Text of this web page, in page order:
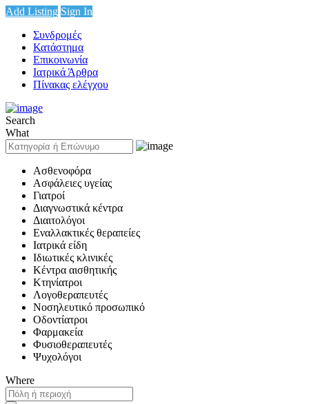
Add Listing Sign In
Συνδρομές
Κατάστημα
Επικοινωνία
Ιατρικά Άρθρα
Πίνακας ελέγχου
Search
What
Ασθενοφόρα
Ασφάλειες υγείας
Γιατροί
Διαγνωστικά κέντρα
Διαιτολόγοι
Εναλλακτικές θεραπείες
Ιατρικά είδη
Ιδιωτικές κλινικές
Κέντρα αισθητικής
Κτηνίατροι
Λογοθεραπευτές
Νοσηλευτικό προσωπικό
Οδοντίατροι
Φαρμακεία
Φυσιοθεραπευτές
Ψυχολόγοι
Where